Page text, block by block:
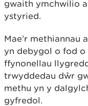
gwaith ymchwilio
ystyried.
Mae’r methiannau
yn debygol o fod
ffynonellau
trwyddedau dŵr
methu yn y
gyfredol.